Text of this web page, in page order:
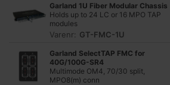
Garland 1U Fiber Modular Chassis
Holds up to 24 LC or 16 MPO TAP
modules
Varenr: GT-FMC-1U
Garland SelectTAP FMC for
40G/100G-SR4
Multimode OM4, 70/30 split,
MPO8(m) conn